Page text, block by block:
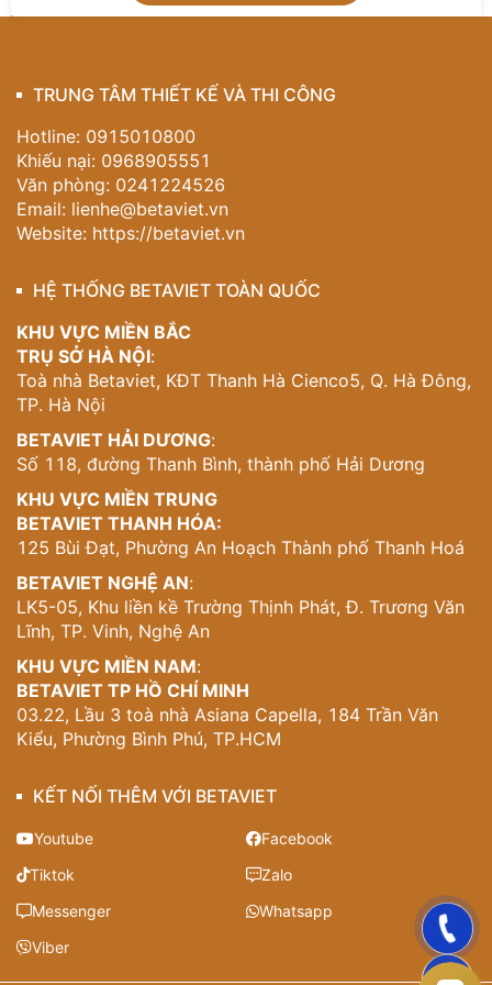
TRUNG TÂM THIẾT KẾ VÀ THI CÔNG
Hotline: 0915010800
Khiếu nại: 0968905551
Văn phòng: 0241224526
Email: lienhe@betaviet.vn
Website: https://betaviet.vn
HỆ THỐNG BETAVIET TOÀN QUỐC
KHU VỰC MIỀN BẮC
TRỤ SỞ HÀ NỘI:
Toà nhà Betaviet, KĐT Thanh Hà Cienco5, Q. Hà Đông,
TP. Hà Nội
BETAVIET HẢI DƯƠNG:
Số 118, đường Thanh Bình, thành phố Hải Dương
KHU VỰC MIỀN TRUNG
BETAVIET THANH HÓA:
125 Bùi Đạt, Phường An Hoạch Thành phố Thanh Hoá
BETAVIET NGHỆ AN:
LK5-05, Khu liền kề Trường Thịnh Phát, Đ. Trương Văn
Lĩnh, TP. Vinh, Nghệ An
KHU VỰC MIỀN NAM:
BETAVIET TP HỒ CHÍ MINH
03.22, Lầu 3 toà nhà Asiana Capella, 184 Trần Văn
Kiểu, Phường Bình Phú, TP.HCM
KẾT NỐI THÊM VỚI BETAVIET
Youtube
Facebook
Tiktok
Zalo
Messenger
Whatsapp
Viber